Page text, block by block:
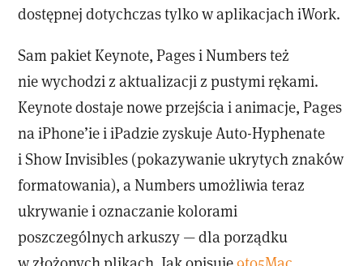
dostępnej dotychczas tylko w aplikacjach iWork.
Sam pakiet Keynote, Pages i Numbers też
nie wychodzi z aktualizacji z pustymi rękami.
Keynote dostaje nowe przejścia i animacje, Pages
na iPhone’ie i iPadzie zyskuje Auto-Hyphenate
i Show Invisibles (pokazywanie ukrytych znaków
formatowania), a Numbers umożliwia teraz
ukrywanie i oznaczanie kolorami
poszczególnych arkuszy — dla porządku